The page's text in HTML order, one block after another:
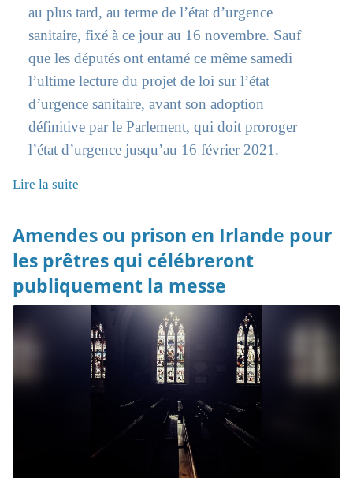
au plus tard, au terme de l’état d’urgence
sanitaire, fixé à ce jour au 16 novembre. Sauf
que les députés ont entamé ce même samedi
l’ultime lecture du projet de loi sur l’état
d’urgence sanitaire, avant son adoption
définitive par le Parlement, qui doit proroger
l’état d’urgence jusqu’au 16 février 2021.
Lire la suite
Amendes ou prison en Irlande pour
les prêtres qui célébreront
publiquement la messe